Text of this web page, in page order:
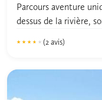
Parcours aventure
dessus de la rivière,
★★★★★
★★★★★ (2 avis)